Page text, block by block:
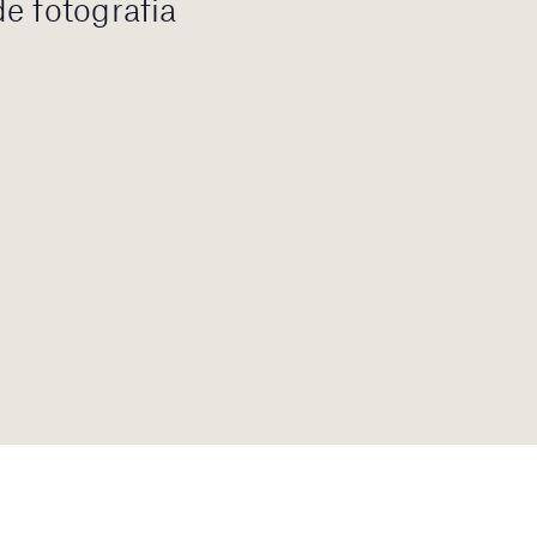
fotografia